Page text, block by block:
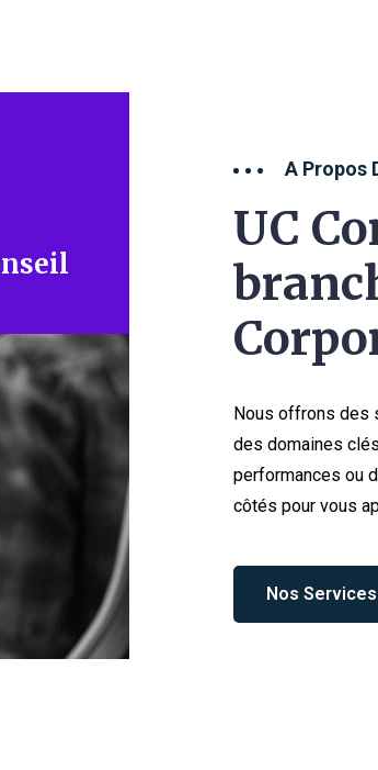
A Propos
UC
Nous offrons des
des domaines
performances ou
côtés pour vous
Nos Services